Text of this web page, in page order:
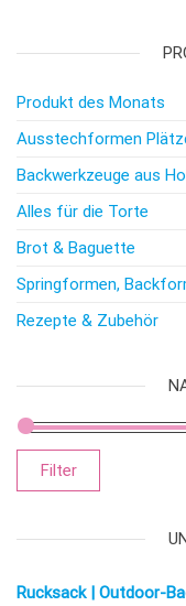
Produkt des Monats
Ausstechformen
Backwerkzeuge aus
Alles für die Torte
Brot & Baguette
Springformen,
Rezepte & Zubehör
Filter
Rucksack | Outdoor-